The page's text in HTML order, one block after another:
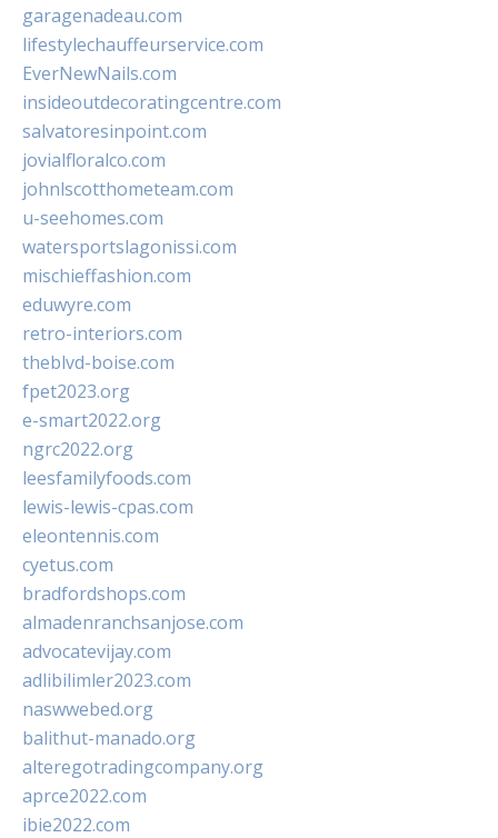
garagenadeau.com
lifestylechauffeurservice.com
EverNewNails.com
insideoutdecoratingcentre.com
salvatoresinpoint.com
jovialfloralco.com
johnlscotthometeam.com
u-seehomes.com
watersportslagonissi.com
mischieffashion.com
eduwyre.com
retro-interiors.com
theblvd-boise.com
fpet2023.org
e-smart2022.org
ngrc2022.org
leesfamilyfoods.com
lewis-lewis-cpas.com
eleontennis.com
cyetus.com
bradfordshops.com
almadenranchsanjose.com
advocatevijay.com
adlibilimler2023.com
naswwebed.org
balithut-manado.org
alteregotradingcompany.org
aprce2022.com
ibie2022.com